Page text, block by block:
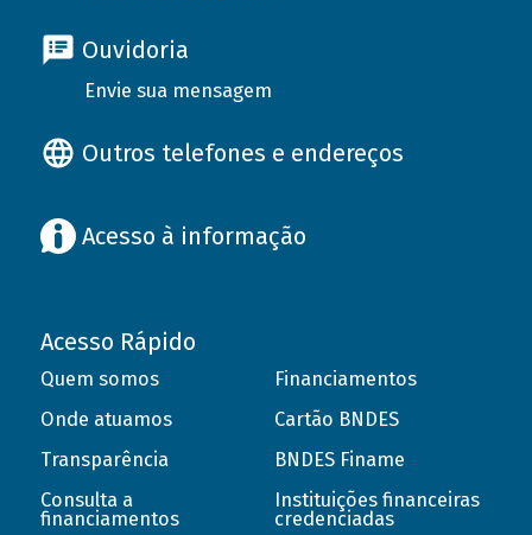
Ouvidoria
Envie sua mensagem
Outros telefones e endereços
Acesso à informação
Acesso Rápido
Quem somos
Onde atuamos
Transparência
Consulta a
financiamentos
Financiamentos
Cartão BNDES
BNDES Finame
Instituições financeiras
credenciadas